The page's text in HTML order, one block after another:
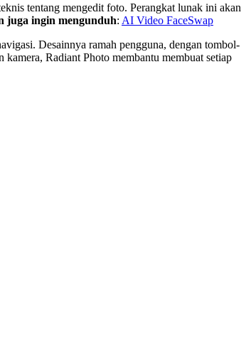
tentang mengedit foto. Perangkat lunak ini akan
juga ingin mengunduh: AI Video FaceSwap
Desainnya ramah pengguna, dengan tombol-
Radiant Photo membantu membuat setiap